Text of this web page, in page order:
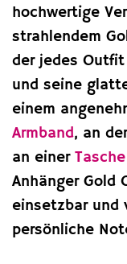
hochwertige
strahlendem
der jedes
und seine
einem
Armband, an
an einer Tasche
Anhänger Gold
einsetzbar und
persönliche